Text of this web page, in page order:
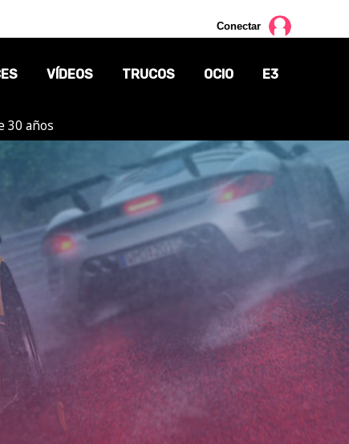
Conectar
VÍDEOS TRUCOS OCIO
TV
CÓMICS
MANGA
E3
30 años